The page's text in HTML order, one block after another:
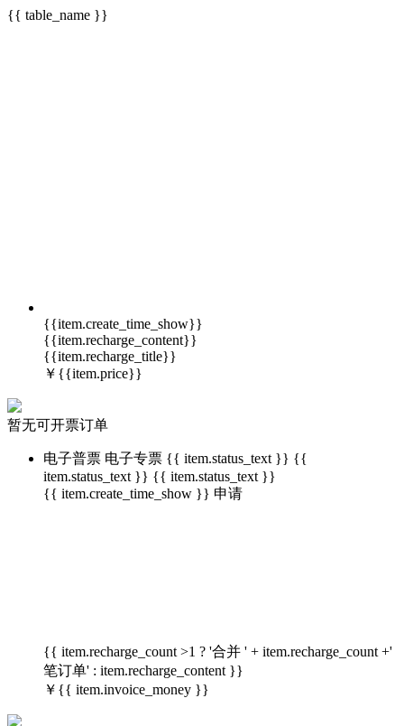
{{ table_name }}
{{item.create_time_show}}
{{item.recharge_content}}
{{item.recharge_title}}
￥ {{item.price}}
暂无可开票订单
电子普票 电子专票 {{ item.status_text }} {{
item.status_text }} {{ item.status_text }}
{{ item.create_time_show }} 申请
{{ item.recharge_count >1 ? '合并 ' + item.recharge_count +'
笔订单' : item.recharge_content }}
￥ {{ item.invoice_money }}